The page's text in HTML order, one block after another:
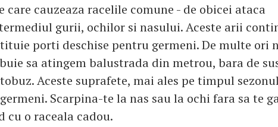
care cauzeaza racelile comune - de obicei ataca
gurii, ochilor si nasului. Aceste arii
porti deschise pentru germeni. De multe ori
sa atingem balustrada din metrou, bara de
Aceste suprafete, mai ales pe timpul
Scarpina-te la nas sau la ochi fara sa te
o raceala cadou.